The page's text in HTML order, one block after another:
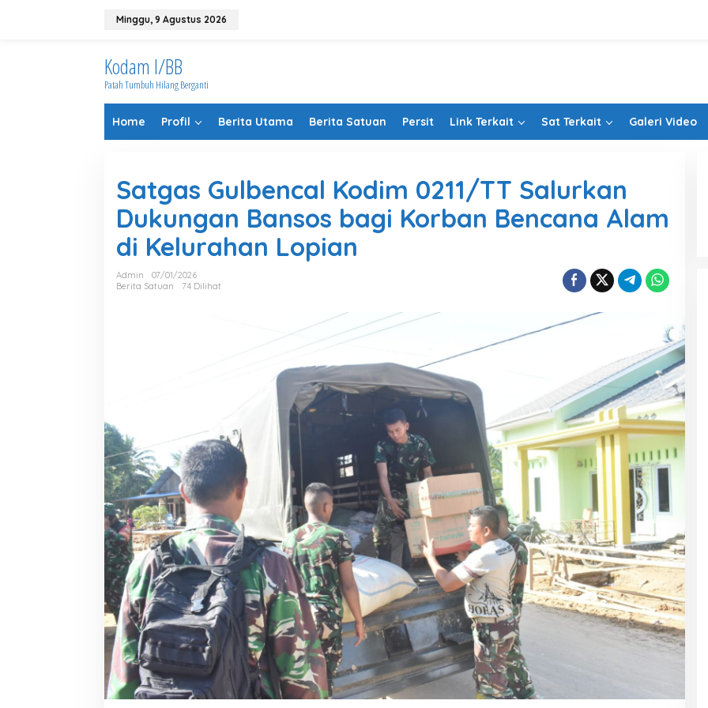
Minggu, 9 Agustus 2026
Kodam I/BB
Patah Tumbuh Hilang Berganti
Home Profil Berita Utama Berita Satuan Persit Link Terkait Sat Terkait Galeri Video
Satgas Gulbencal Kodim 0211/TT Salurkan
Dukungan Bansos bagi Korban Bencana Alam
di Kelurahan Lopian
Admin
07/01/2026
Berita Satuan
74 Dilihat